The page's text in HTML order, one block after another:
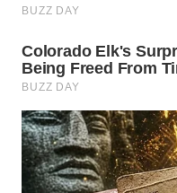
INFRASTRUKTUR
WAHANA
KONSUMEN
WAHANA
LISTRIK